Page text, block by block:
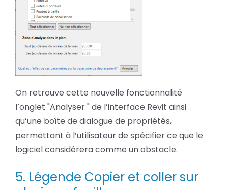
On retrouve cette nouvelle fonctionnalité
l’onglet "Analyser " de l’interface Revit ainsi
qu’une boîte de dialogue de propriétés,
permettant à l’utilisateur de spécifier ce que le
logiciel considérera comme un obstacle.
5. Légende Copier et coller sur